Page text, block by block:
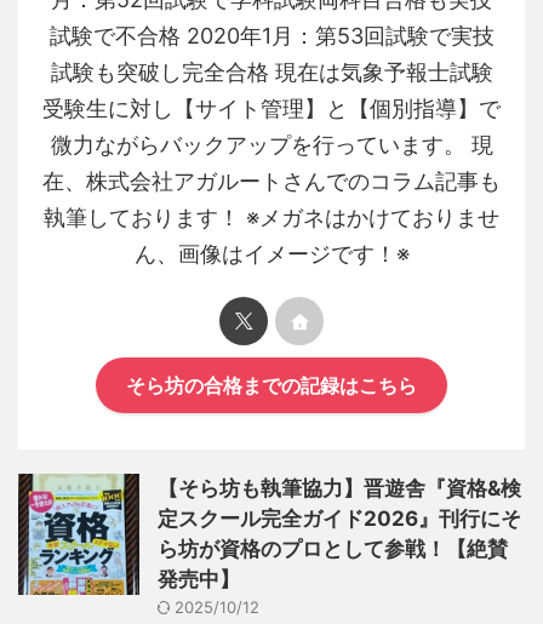
試験で不合格 2020年1月：第53回試験で実技
試験も突破し完全合格 現在は気象予報士試験
受験生に対し【サイト管理】と【個別指導】で
微力ながらバックアップを行っています。 現
在、株式会社アガルートさんでのコラム記事も
執筆しております！ ※メガネはかけておりませ
ん、画像はイメージです！※
そら坊の合格までの記録はこちら
【そら坊も執筆協力】晋遊舎『資格&検
定スクール完全ガイド2026』刊行にそ
ら坊が資格のプロとして参戦！【絶賛
発売中】
2025/10/12